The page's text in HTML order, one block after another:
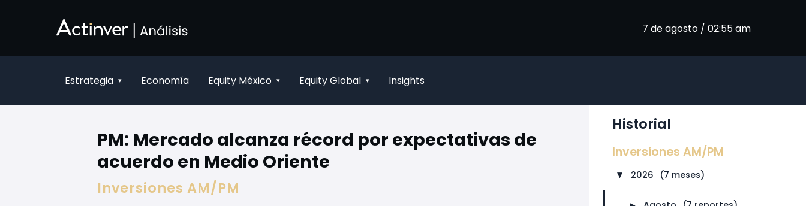
7 de agosto / 02:55 am
Estrategia ▾ Economía Equity México ▾ Equity Global ▾ Insights
PM: Mercado alcanza récord por expectativas de
acuerdo en Medio Oriente
Inversiones AM/PM
Historial
Inversiones AM/PM
► 2026 (7 meses)